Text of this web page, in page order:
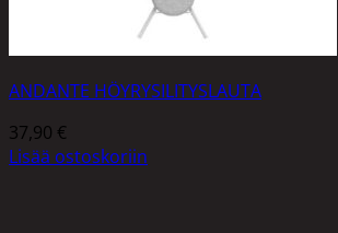
ANDANTE HÖYRYSILITYSLAUTA
37,90 €
Lisää ostoskoriin